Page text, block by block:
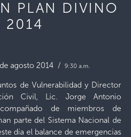
PLAN DIVINO
2014
agosto 2014 / 9:30 a.m.
de Vulnerabilidad y Director
Civil, Lic. Jorge Antonio
de miembros de
parte del Sistema Nacional de
día el balance de emergencias